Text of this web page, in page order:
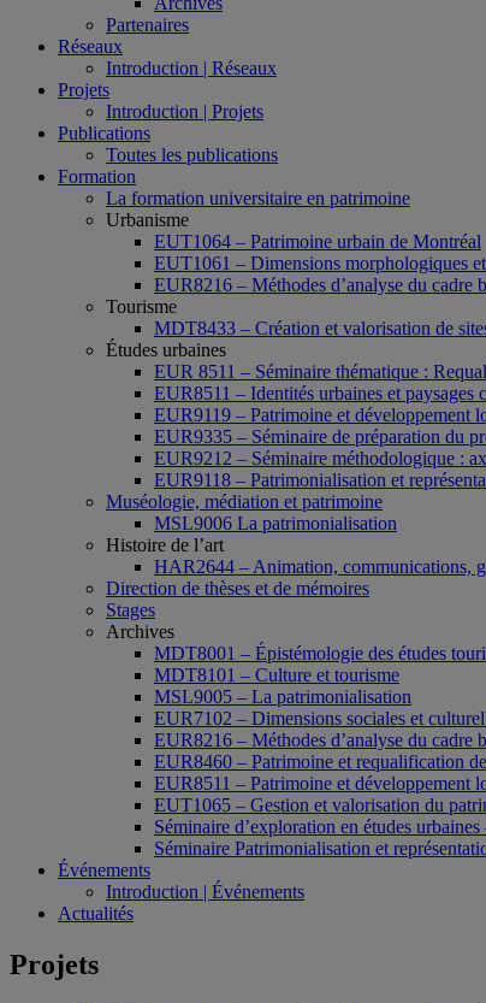
Partenaires
Réseaux
Introduction | Réseaux
Projets
Introduction | Projets
Publications
Toutes les publications
Formation
La formation universitaire en patrimoine
Urbanisme
EUT1064 – Patrimoine urbain de Montréal
EUT1061 – Dimensions morphologiques
EUR8216 – Méthodes d’analyse du cadre
Tourisme
MDT8433 – Création et valorisation de
Études urbaines
EUR 8511 – Séminaire thématique :
EUR8511 – Identités urbaines et
EUR9119 – Patrimoine et développement
EUR9335 – Séminaire de préparation du
EUR9212 – Séminaire méthodologique :
EUR9118 – Patrimonialisation et
Muséologie, médiation et patrimoine
MSL9006 La patrimonialisation
Histoire de l’art
HAR2644 – Animation, communications,
Direction de thèses et de mémoires
Stages
Archives
MDT8001 – Épistémologie des études
MDT8101 – Culture et tourisme
MSL9005 – La patrimonialisation
EUR7102 – Dimensions sociales et
EUR8216 – Méthodes d’analyse du cadre
EUR8460 – Patrimoine et requalification
EUR8511 – Patrimoine et développement
EUT1065 – Gestion et valorisation du
Séminaire d’exploration en études
Séminaire Patrimonialisation et
Événements
Introduction | Événements
Actualités
Projets